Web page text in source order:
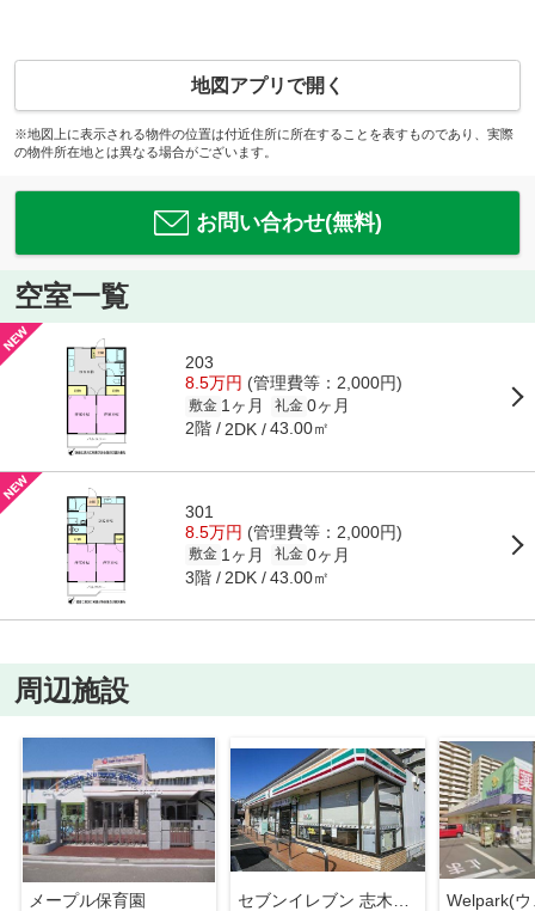
地図アプリで開く
※地図上に表示される物件の位置は付近住所に所在することを表すものであり、実際
の物件所在地とは異なる場合がございます。
お問い合わせ(無料)
空室一覧
203
8.5万円 (管理費等：2,000円)
敷金 1ヶ月 礼金 0ヶ月
2階 2DK 43.00㎡
301
8.5万円 (管理費等：2,000円)
敷金 1ヶ月 礼金 0ヶ月
3階 2DK 43.00㎡
周辺施設
メープル保育園